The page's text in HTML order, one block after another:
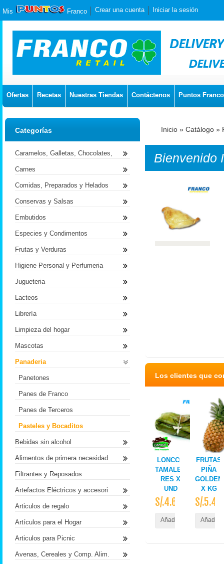
Mis Franco Crear una cuenta Iniciar la sesión
Ofertas Recetas Nuestras Tiendas Contáctenos Puntos Franco
Inicio » Catálogo »
Bienvenido
Los clientes que
LONCCO
TAMALES
RES X
UND
S/.4.60
Añadir al Carrito
FRUTAS
PIÑA
GOLDEN
X KG
S/.5.40
Añadir
Categorías
Caramelos, Galletas, Chocolates,
Carnes
Comidas, Preparados y Helados
Conservas y Salsas
Embutidos
Especies y Condimentos
Frutas y Verduras
Higiene Personal y Perfumeria
Jugueteria
Lacteos
Librería
Limpieza del hogar
Mascotas
Panaderia
Panetones
Panes de Franco
Panes de Terceros
Pasteles y Bocaditos
Bebidas sin alcohol
Alimentos de primera necesidad
Filtrantes y Reposados
Artefactos Eléctricos y accesori
Articulos de regalo
Artículos para el Hogar
Articulos para Picnic
Avenas, Cereales y Comp. Alim.